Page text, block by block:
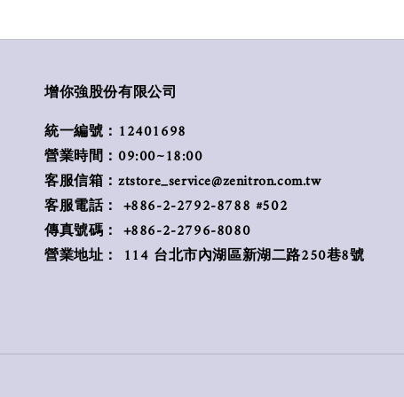
增你強股份有限公司
統一編號：12401698
營業時間：09:00~18:00
客服信箱：ztstore_service@zenitron.com.tw
客服電話： +886-2-2792-8788 #502
傳真號碼： +886-2-2796-8080
營業地址： 114 台北市內湖區新湖二路250巷8號